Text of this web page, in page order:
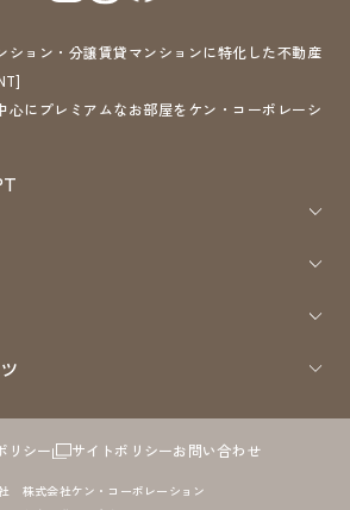
ション・分譲賃貸マンションに特化した不動産
心にプレミアムなお部屋をケン・コーポレーシ
リシー サイトポリシーお問い合わせ
株式会社ケン・コーポレーション